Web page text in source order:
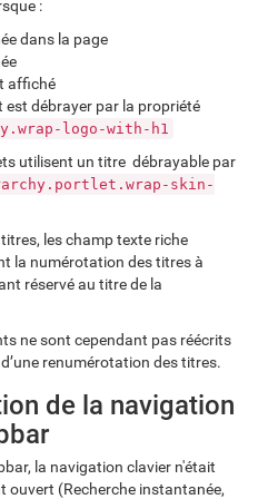
:
dans la page
affiché
débrayer par la propriété
logo-with-h1
utilisent un titre débrayable par
skin-
les champ texte riche
la numérotation des titres à
réservé au titre de la
ne sont cependant pas réécrits
renumérotation des titres.
de la navigation
la navigation clavier n'était
ouvert (Recherche instantanée,